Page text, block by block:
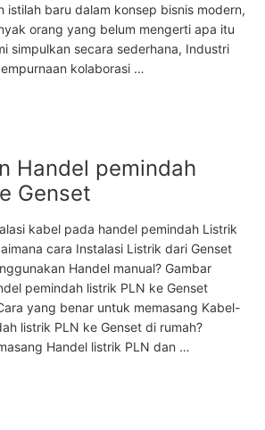
istilah baru dalam konsep bisnis modern,
orang yang belum mengerti apa itu
simpulkan secara sederhana, Industri
kolaborasi …
Handel pemindah
Genset
kabel pada handel pemindah Listrik
cara Instalasi Listrik dari Genset
Handel manual? Gambar
pemindah listrik PLN ke Genset
yang benar untuk memasang Kabel-
listrik PLN ke Genset di rumah?
Handel listrik PLN dan …